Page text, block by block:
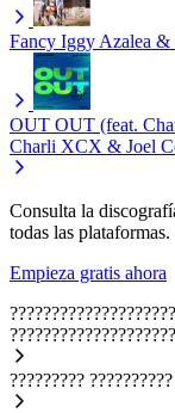
Fancy Iggy Azalea
OUT OUT (feat.
Charli XCX & Joel
Consulta la
todas las plataformas.
Empieza gratis ahora
????????? ??????????